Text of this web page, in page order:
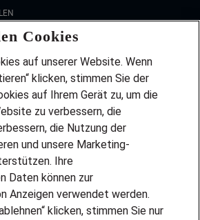
Cookies
auf unserer Website. Wenn
klicken, stimmen Sie der
auf Ihrem Gerät zu, um die
zu verbessern, die
die Nutzung der
und unsere Marketing-
Ihre
Daten können zur
Anzeigen verwendet werden.
klicken, stimmen Sie nur